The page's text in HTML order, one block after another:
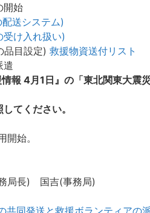
開始
送システム)
け入れ扱い)
目設定) 救援物資送付リスト
遣
報 4月1日』の「東北関東大震
てください。
始。
山(事務局長)
共同発送と救援ボランティアの